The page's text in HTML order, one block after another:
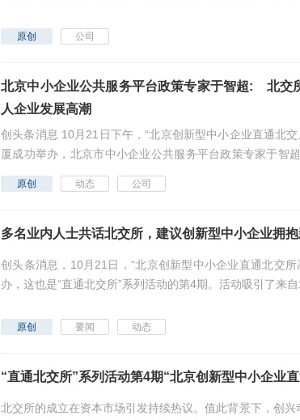
原创 公司
北京中小企业公共服务平台政策专家于智超: 北交
人企业发展高潮
创头条消息 10月21日下午，“北京创新型中小企业直通北
厦成功举办，北京市中小企业公共服务平台政策专家于智
带来了专精特新小...
原创 动态 公司
多名业内人士共话北交所，建议创新型中小企业拥
创头条消息，10月21日，“北京创新型中小企业直通北交
办，这也是“直通北交所”系列活动的第4期。活动吸引了来自
原创 要闻 动态
“直通北交所”系列活动第4期“北京创新型中小企业
北交所的成立在资本市场引发持续热议。值此背景下，创兴